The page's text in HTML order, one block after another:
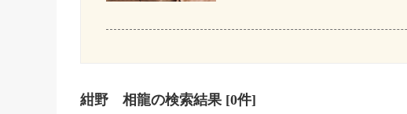
紺野 相龍の検索結果 [0件]